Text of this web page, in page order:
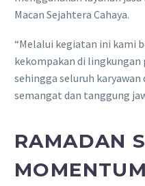
Macan Sejahtera Cahaya.
“Melalui kegiatan ini kami
kekompakan di lingkungan
sehingga seluruh
semangat dan tanggung
RAMADAN
MOMENTUM